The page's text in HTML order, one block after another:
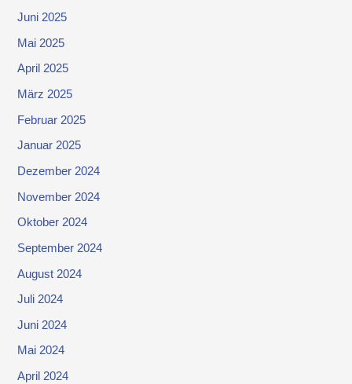
Juni 2025
Mai 2025
April 2025
März 2025
Februar 2025
Januar 2025
Dezember 2024
November 2024
Oktober 2024
September 2024
August 2024
Juli 2024
Juni 2024
Mai 2024
April 2024